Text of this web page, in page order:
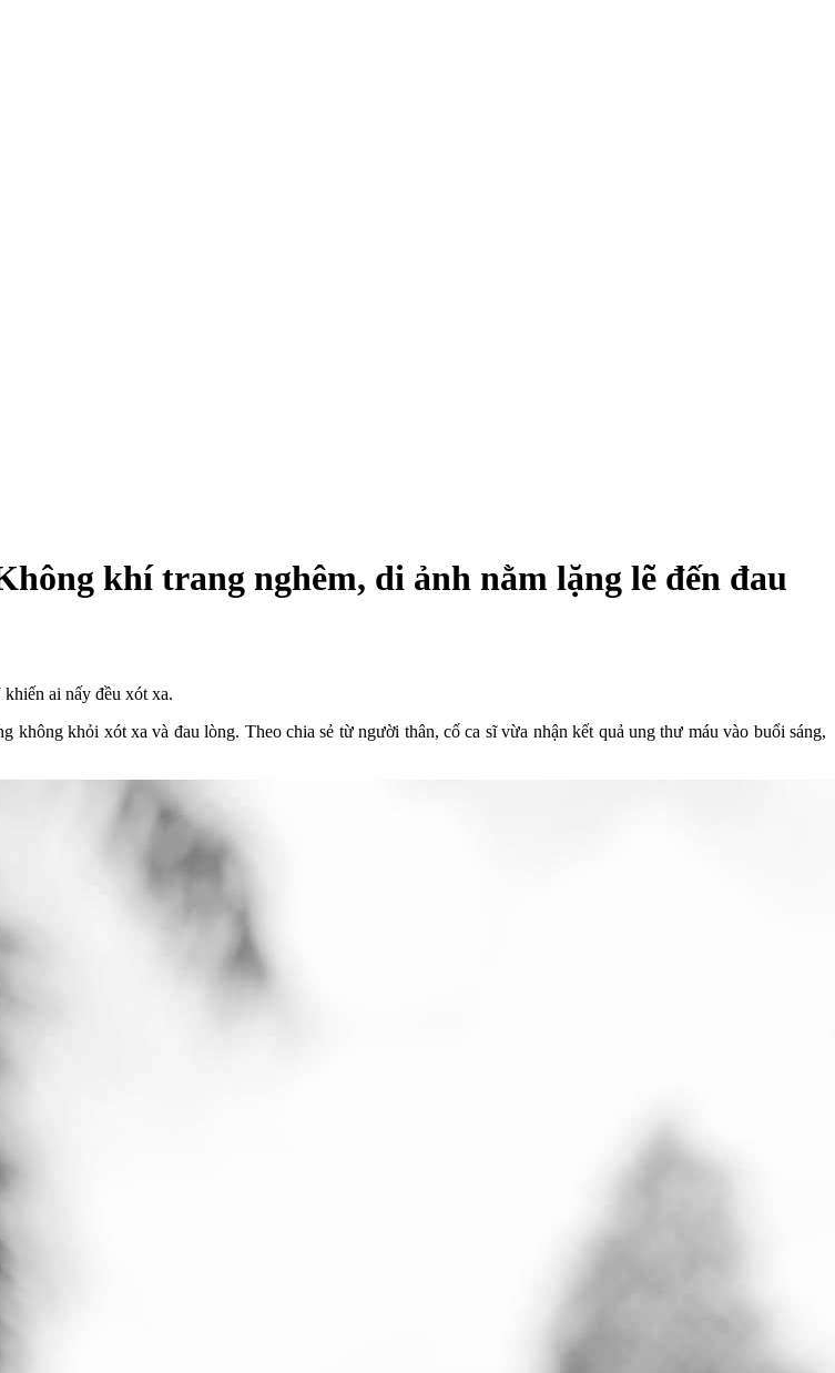
khí trang nghêm, di ảnh nằm lặng lẽ đến đau
ai nấy đều xót xa.
không khỏi xót xa và đau lòng. Theo chia sẻ từ người thân, cố ca sĩ vừa nhận kết quả ung thư máu vào buổi sáng,